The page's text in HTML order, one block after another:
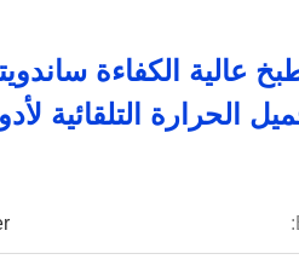
عالية الكفاءة
الحرارة التلقائية